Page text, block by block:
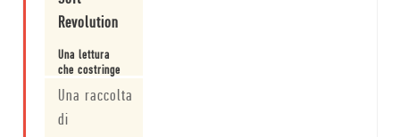
troviamo
James Franco.
Revolution
Una lettura
che costringe
col proprio
passato e le
Una raccolta
di